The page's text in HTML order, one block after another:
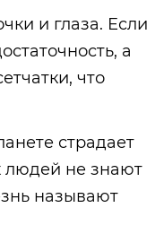
и глаза. Если
а
что
страдает
людей не знают
называют